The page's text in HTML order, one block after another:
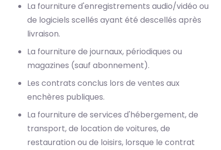
La fourniture d'enregistrements audio/vidéo ou
de logiciels scellés ayant été descellés après
livraison.
La fourniture de journaux, périodiques ou
magazines (sauf abonnement).
Les contrats conclus lors de ventes aux
enchères publiques.
La fourniture de services d'hébergement, de
transport, de location de voitures, de
restauration ou de loisirs, lorsque le contrat